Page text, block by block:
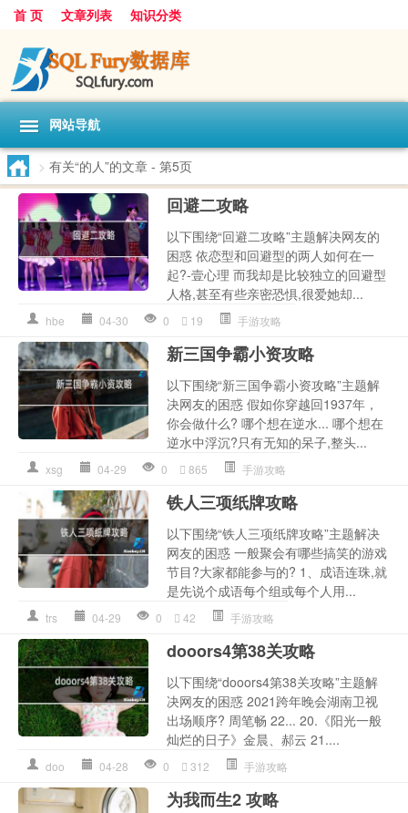
首 页 文章列表 知识分类
网站导航
> 有关“的人”的文章 - 第5页
回避二攻略
以下围绕“回避二攻略”主题解决网友的
困惑 依恋型和回避型的两人如何在一
起?-壹心理 而我却是比较独立的回避型
人格,甚至有些亲密恐惧,很爱她却...
hbe 04-30 0 19 手游攻略
新三国争霸小资攻略
以下围绕“新三国争霸小资攻略”主题解
决网友的困惑 假如你穿越回1937年，
你会做什么? 哪个想在逆水... 哪个想在
逆水中浮沉?只有无知的呆子,整头...
xsg 04-29 0 865 手游攻略
铁人三项纸牌攻略
以下围绕“铁人三项纸牌攻略”主题解决
网友的困惑 一般聚会有哪些搞笑的游戏
节目?大家都能参与的? 1、成语连珠,就
是先说个成语每个组或每个人用...
trs 04-29 0 42 手游攻略
dooors4第38关攻略
以下围绕“dooors4第38关攻略”主题解
决网友的困惑 2021跨年晚会湖南卫视
出场顺序? 周笔畅 22... 20.《阳光一般
灿烂的日子》金晨、郝云 21....
doo 04-28 0 312 手游攻略
为我而生2 攻略